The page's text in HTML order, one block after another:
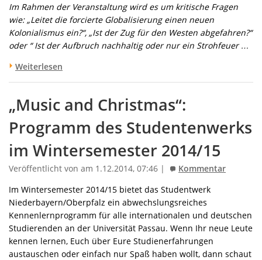
Im Rahmen der Veranstaltung wird es um kritische Fragen
wie: „Leitet die forcierte Globalisierung einen neuen
Kolonialismus ein?“, „Ist der Zug für den Westen abgefahren?“
oder “ Ist der Aufbruch nachhaltig oder nur ein Strohfeuer …
Weiterlesen
„Music and Christmas“:
Programm des Studentenwerks
im Wintersemester 2014/15
Veröffentlicht von am 1.12.2014, 07:46 | Kommentar
Im Wintersemester 2014/15 bietet das Studentwerk
Niederbayern/Oberpfalz ein abwechslungsreiches
Kennenlernprogramm für alle internationalen und deutschen
Studierenden an der Universität Passau. Wenn Ihr neue Leute
kennen lernen, Euch über Eure Studienerfahrungen
austauschen oder einfach nur Spaß haben wollt, dann schaut